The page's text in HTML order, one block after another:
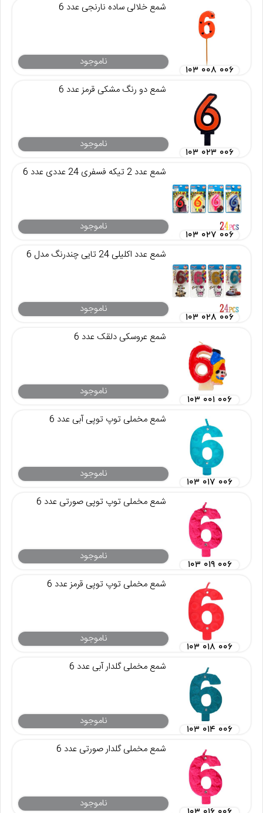
شمع خلالی ساده نارنجی عدد 6
ناموجود
۱۰۳ ۰۰۸ ۰۰۶
شمع دو رنگ مشکی قرمز عدد 6
ناموجود
۱۰۳ ۰۲۳ ۰۰۶
شمع عدد 2 تیکه فسفری 24 عددی عدد 6
ناموجود
۱۰۳ ۰۲۷ ۰۰۶
شمع عدد اکلیلی 24 تایی چندرنگ مدل 6
ناموجود
۱۰۳ ۰۲۸ ۰۰۶
شمع عروسکی دلقک عدد 6
ناموجود
۱۰۳ ۰۰۱ ۰۰۶
شمع مخملی توپ توپی آبی عدد 6
ناموجود
۱۰۳ ۰۱۷ ۰۰۶
شمع مخملی توپ توپی صورتی عدد 6
ناموجود
۱۰۳ ۰۱۹ ۰۰۶
شمع مخملی توپ توپی قرمز عدد 6
ناموجود
۱۰۳ ۰۱۸ ۰۰۶
شمع مخملی گلدار آبی عدد 6
ناموجود
۱۰۳ ۰۱۴ ۰۰۶
شمع مخملی گلدار صورتی عدد 6
ناموجود